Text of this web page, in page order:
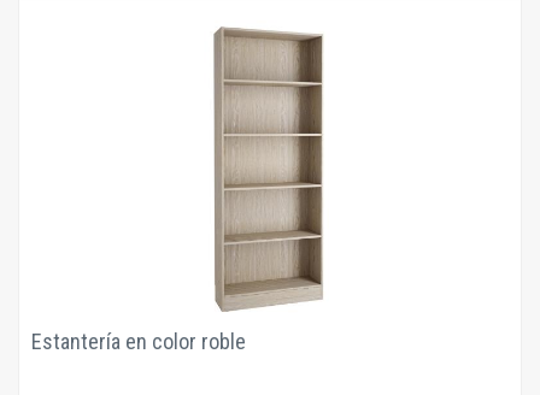
Estantería en color roble